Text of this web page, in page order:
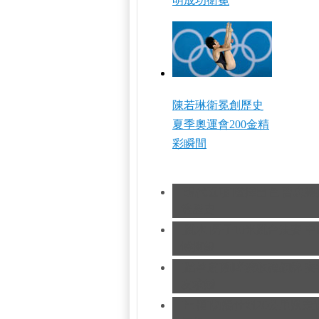
陳若琳衛冕創歷史
夏季奧運會200金精
彩瞬間